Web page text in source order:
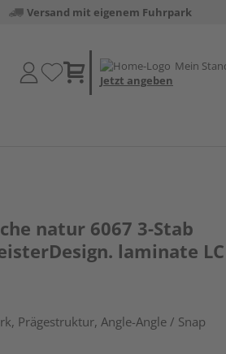
Versand mit eigenem Fuhrpark
Mein
Jetzt angeben
natur 6067 3-Stab
laminate
Prägestruktur, Angle-Angle / Snap